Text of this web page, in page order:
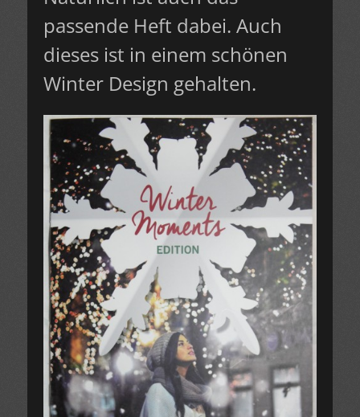
passende Heft dabei. Auch
dieses ist in einem schönen
Winter Design gehalten.